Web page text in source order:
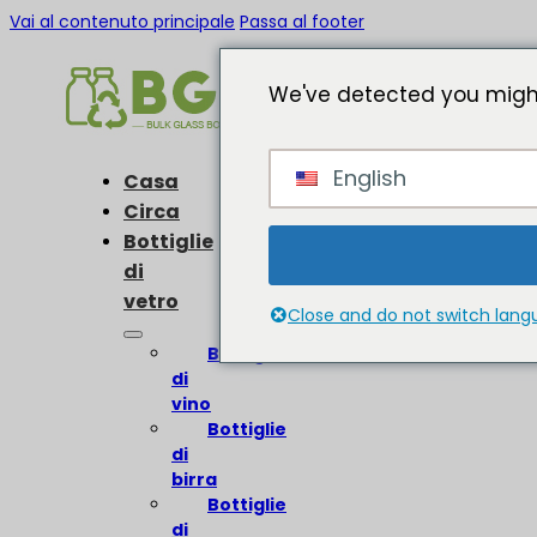
Vai al contenuto principale Passa al footer
Casa
Circa
Bottiglie
di
vetro
Bottiglie
di
vino
Bottiglie
di
birra
Bottiglie
di
We've detected you
English
Close and do not switch